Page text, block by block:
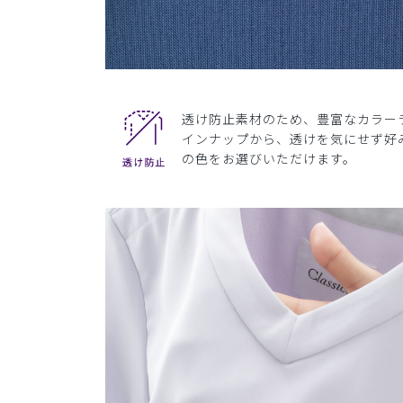
透け防止素材のため、豊富なカラー
インナップから、透けを気にせず好
の色をお選びいただけます。